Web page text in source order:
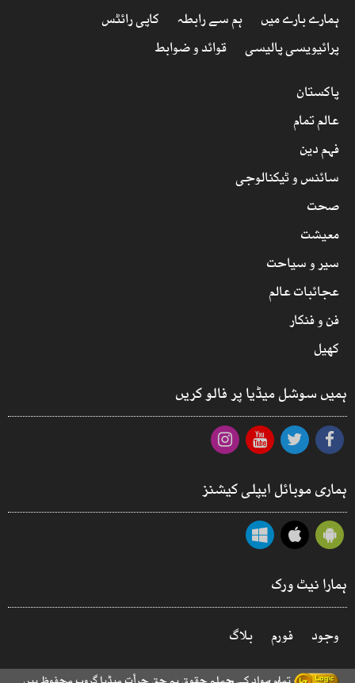
ہمارے بارے میں ہم سے رابطہ
کاپی رائٹس
پرائیویسی پالیسی
قوائد و ضوابط
پاکستان
عالم تمام
فہم دین
سائنس و ٹیکنالوجی
صحت
معیشت
سیر و سیاحت
عجائبات عالم
فن و فنکار
کھیل
ہمیں سوشل میڈیا پر فالو کریں
ہماری موبائل ایپلی کیشنز
ہمارا نیٹ ورک
وجود فورم بلاگ